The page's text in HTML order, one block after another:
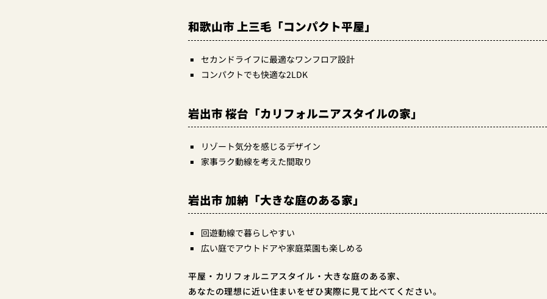
和歌山市 上三毛「コンパクト平屋」
セカンドライフに最適なワンフロア設計
コンパクトでも快適な2LDK
岩出市 桜台「カリフォルニアスタイルの家」
リゾート気分を感じるデザイン
家事ラク動線を考えた間取り
岩出市 加納「大きな庭のある家」
回遊動線で暮らしやすい
広い庭でアウトドアや家庭菜園も楽しめる
平屋・カリフォルニアスタイル・大きな庭のある家、
あなたの理想に近い住まいをぜひ実際に見て比べてください。